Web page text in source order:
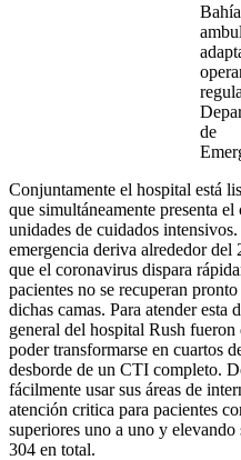
de
Conjuntamente el hospital está
que simultáneamente presenta
unidades de cuidados
emergencia deriva alrededor
que el coronavirus dispara
pacientes no se recuperan
dichas camas. Para atender esta
general del hospital Rush
poder transformarse en cuartos
desborde de un CTI completo.
fácilmente usar sus áreas de
atención critica para pacientes
superiores uno a uno y
304 en total.